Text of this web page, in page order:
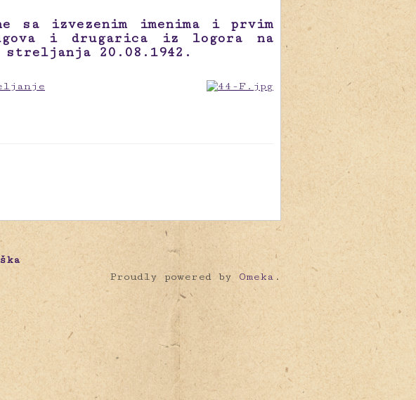
sa izvezenim imenima i prvim
i drugarica iz logora na
streljanja 20.08.1942.
Proudly powered by Omeka .